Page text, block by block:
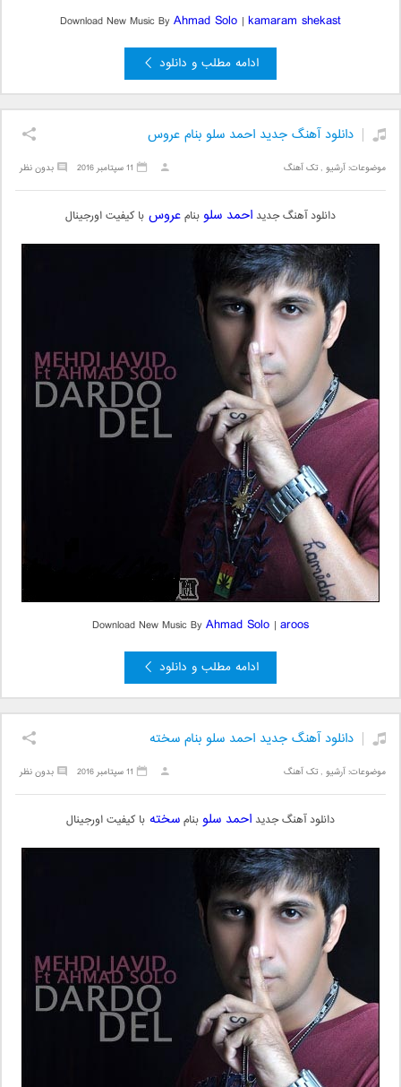
Download New Music ByAhmad Solo | kamaram shekast
ادامه مطلب و دانلود
دانلود آهنگ جدید احمد سلو بنام عروس
موضوعات:آرشیو ,تک آهنگ بدون نظر 11 سپتامبر 2016
دانلود آهنگ جدید احمد سلوبنامعروس با کیفیت اورجینال
Download New Music ByAhmad Solo | aroos
ادامه مطلب و دانلود
دانلود آهنگ جدید احمد سلو بنام سخته
موضوعات:آرشیو ,تک آهنگ بدون نظر 11 سپتامبر 2016
دانلود آهنگ جدید احمد سلوبنامسخته با کیفیت اورجینال